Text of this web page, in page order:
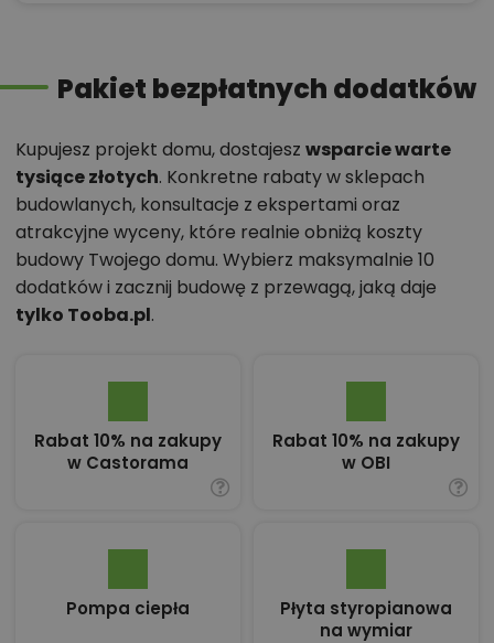
Pakiet bezpłatnych dodatków
Kupujesz projekt domu, dostajesz wsparcie warte
tysiące złotych. Konkretne rabaty w sklepach
budowlanych, konsultacje z ekspertami oraz
atrakcyjne wyceny, które realnie obniżą koszty
budowy Twojego domu. Wybierz maksymalnie 10
dodatków i zacznij budowę z przewagą, jaką daje
tylko Tooba.pl.
Rabat 10% na zakupy
w Castorama
Rabat 10% na zakupy
w OBI
Pompa ciepła
Płyta styropianowa
na wymiar